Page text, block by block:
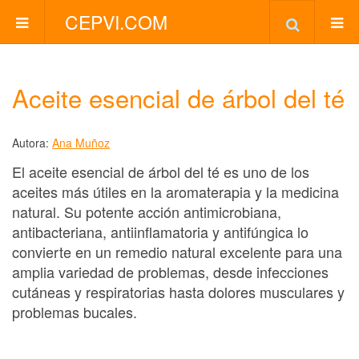
CEPVI.COM
Aceite esencial de árbol del té
Autora: Ana Muñoz
El aceite esencial de árbol del té es uno de los
aceites más útiles en la aromaterapia y la medicina
natural. Su potente acción antimicrobiana,
antibacteriana, antiinflamatoria y antifúngica lo
convierte en un remedio natural excelente para una
amplia variedad de problemas, desde infecciones
cutáneas y respiratorias hasta dolores musculares y
problemas bucales.